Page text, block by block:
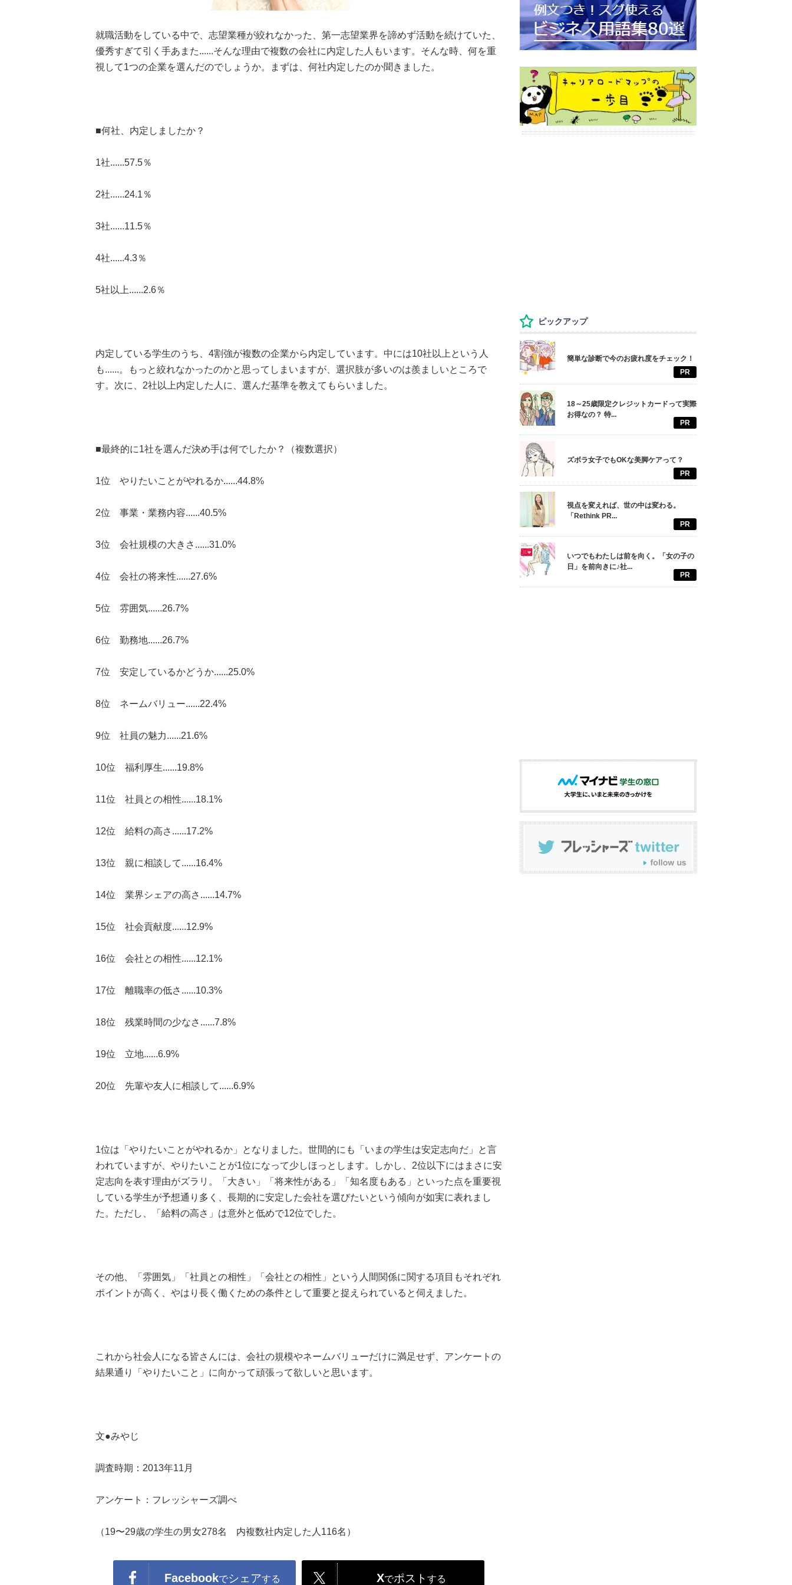
就職活動をしている中で、志望業種が絞れなかった、第一志望業界を諦めず活動を続けていた、
優秀すぎて引く手あまた......そんな理由で複数の会社に内定した人もいます。そんな時、何を重
視して1つの企業を選んだのでしょうか。まずは、何社内定したのか聞きました。
■何社、内定しましたか？
1社......57.5％
2社......24.1％
3社......11.5％
4社......4.3％
5社以上......2.6％
内定している学生のうち、4割強が複数の企業から内定しています。中には10社以上という人
も......。もっと絞れなかったのかと思ってしまいますが、選択肢が多いのは羨ましいところで
す。次に、2社以上内定した人に、選んだ基準を教えてもらいました。
■最終的に1社を選んだ決め手は何でしたか？（複数選択）
1位 やりたいことがやれるか......44.8%
2位 事業・業務内容......40.5%
3位 会社規模の大きさ......31.0%
4位 会社の将来性......27.6%
5位 雰囲気......26.7%
6位 勤務地......26.7%
7位 安定しているかどうか......25.0%
8位 ネームバリュー......22.4%
9位 社員の魅力......21.6%
10位 福利厚生......19.8%
11位 社員との相性......18.1%
12位 給料の高さ......17.2%
13位 親に相談して......16.4%
14位 業界シェアの高さ......14.7%
15位 社会貢献度......12.9%
16位 会社との相性......12.1%
17位 離職率の低さ......10.3%
18位 残業時間の少なさ......7.8%
19位 立地......6.9%
20位 先輩や友人に相談して......6.9%
1位は「やりたいことがやれるか」となりました。世間的にも「いまの学生は安定志向だ」と言
われていますが、やりたいことが1位になって少しほっとします。しかし、2位以下にはまさに安
定志向を表す理由がズラリ。「大きい」「将来性がある」「知名度もある」といった点を重要視
している学生が予想通り多く、長期的に安定した会社を選びたいという傾向が如実に表れまし
た。ただし、「給料の高さ」は意外と低めで12位でした。
その他、「雰囲気」「社員との相性」「会社との相性」という人間関係に関する項目もそれぞれ
ポイントが高く、やはり長く働くための条件として重要と捉えられていると伺えました。
これから社会人になる皆さんには、会社の規模やネームバリューだけに満足せず、アンケートの
結果通り「やりたいこと」に向かって頑張って欲しいと思います。
文●みやじ
調査時期：2013年11月
アンケート：フレッシャーズ調べ
（19〜29歳の学生の男女278名 内複数社内定した人116名）
Facebookでシェアする Xでポスト する
ピックアップ
簡単な診断で今のお疲れ度をチェック！
PR
18～25歳限定クレジットカードって実際
お得なの？ 特...
PR
ズボラ女子でもOKな美脚ケアって？
PR
視点を変えれば、世の中は変わる。
「Rethink PR...
PR
いつでもわたしは前を向く。「女の子の
日」を前向きに♪社...
PR